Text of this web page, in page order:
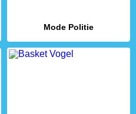
Mode Politie